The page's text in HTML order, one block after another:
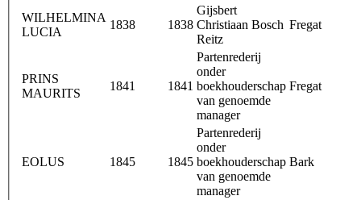
WILHELMINA
LUCIA
1838 1838
Gijsbert
Christiaan Bosch
Reitz
Fregat
PRINS
MAURITS
1841 1841
Partenrederij
onder
boekhouderschap
van genoemde
manager
Fregat
EOLUS 1845 1845
Partenrederij
onder
boekhouderschap
van genoemde
manager
Bark